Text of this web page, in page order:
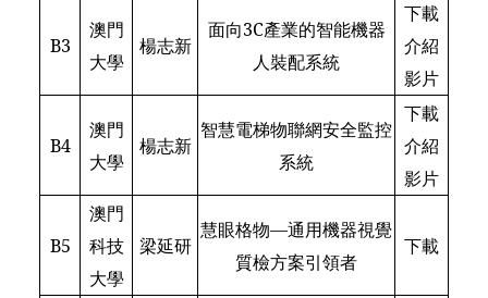
B3
澳門
大學
楊志新
面向3C產業的智能機器
人裝配系統
下載
介紹
影片
B4
澳門
大學
楊志新
智慧電梯物聯網安全監控
系統
下載
介紹
影片
B5
澳門
科技
大學
梁延研
慧眼格物—通用機器視覺
質檢方案引領者
下載